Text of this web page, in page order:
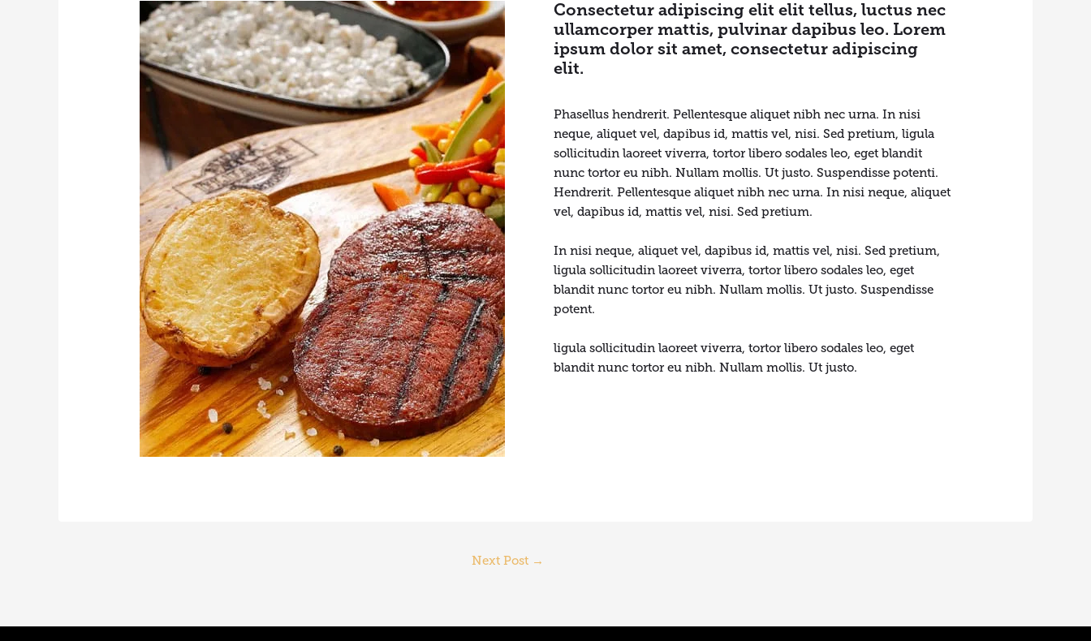
Consectetur adipiscing elit elit tellus, luctus nec
ullamcorper mattis, pulvinar dapibus leo.​ Lorem
ipsum dolor sit amet, consectetur adipiscing
elit.
Phasellus hendrerit. Pellentesque aliquet nibh nec urna. In nisi
neque, aliquet vel, dapibus id, mattis vel, nisi. Sed pretium, ligula
sollicitudin laoreet viverra, tortor libero sodales leo, eget blandit
nunc tortor eu nibh. Nullam mollis. Ut justo. Suspendisse potenti.
Hendrerit. Pellentesque aliquet nibh nec urna. In nisi neque, aliquet
vel, dapibus id, mattis vel, nisi. Sed pretium.
In nisi neque, aliquet vel, dapibus id, mattis vel, nisi. Sed pretium,
ligula sollicitudin laoreet viverra, tortor libero sodales leo, eget
blandit nunc tortor eu nibh. Nullam mollis. Ut justo. Suspendisse
potent.
ligula sollicitudin laoreet viverra, tortor libero sodales leo, eget
blandit nunc tortor eu nibh. Nullam mollis. Ut justo.
Next Post →